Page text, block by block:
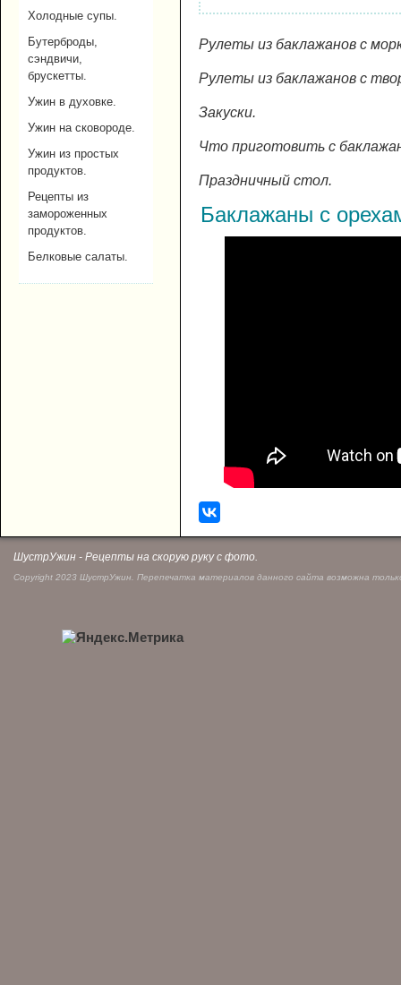
Холодные супы.
Бутерброды,
сэндвичи,
брускетты.
Ужин в духовке.
Ужин на сковороде.
Ужин из простых
продуктов.
Рецепты из
замороженных
продуктов.
Белковые салаты.
Рулеты из баклажанов с
Рулеты из баклажанов с
Закуски.
Что приготовить с
Праздничный стол.
Баклажаны с
ШустрУжин - Рецепты на скорую руку с фото.
Copyright 2023 ШустрУжин. Перепечатка материалов данного сайта возможна